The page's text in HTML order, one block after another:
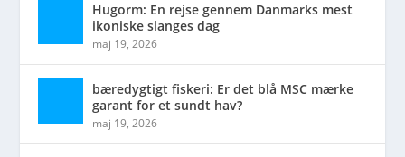
Hugorm: En rejse gennem Danmarks mest
ikoniske slanges dag
maj 19, 2026
bæredygtigt fiskeri: Er det blå MSC mærke
garant for et sundt hav?
maj 19, 2026